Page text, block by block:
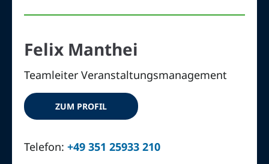
Felix Manthei
Teamleiter Veranstaltungsmanagement
ZUM PROFIL
Telefon:+49 351 25933 210